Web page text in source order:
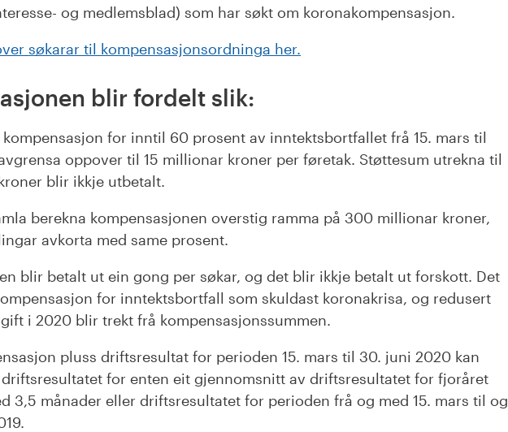
og medlemsblad) som har søkt om koronakompensasjon.
søkarar til kompensasjonsordninga her.
blir fordelt slik:
kompensasjon for inntil 60 prosent av inntektsbortfallet frå 15. mars til
oppover til 15 millionar kroner per føretak. Støttesum utrekna til
blir ikkje utbetalt.
berekna kompensasjonen overstig ramma på 300 millionar kroner,
avkorta med same prosent.
blir betalt ut ein gong per søkar, og det blir ikkje betalt ut forskott. Det
for inntektsbortfall som skuldast koronakrisa, og redusert
i 2020 blir trekt frå kompensasjonssummen.
pluss driftsresultat for perioden 15. mars til 30. juni 2020 kan
for enten eit gjennomsnitt av driftsresultatet for fjoråret
3,5 månader eller driftsresultatet for perioden frå og med 15. mars til og